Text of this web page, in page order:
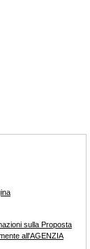
sulla Proposta
all'AGENZIA